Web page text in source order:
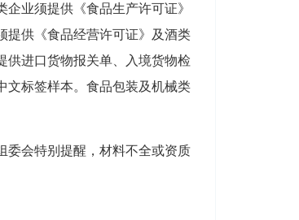
业须提供《食品生产许可证》
提供《食品经营许可证》及酒类
供进口货物报关单、入境货物检
文标签样本。食品包装及机械类
委会特别提醒，材料不全或资质